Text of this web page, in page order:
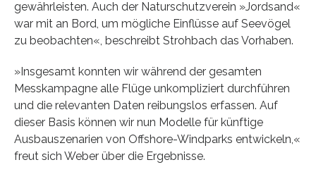
gewährleisten. Auch der Naturschutzverein »Jordsand«
war mit an Bord, um mögliche Einflüsse auf Seevögel
zu beobachten«, beschreibt Strohbach das Vorhaben.
»Insgesamt konnten wir während der gesamten
Messkampagne alle Flüge unkompliziert durchführen
und die relevanten Daten reibungslos erfassen. Auf
dieser Basis können wir nun Modelle für künftige
Ausbauszenarien von Offshore-Windparks entwickeln,«
freut sich Weber über die Ergebnisse.